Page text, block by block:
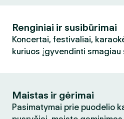
Renginiai ir susibūrimai
Koncertai, festivaliai,
kuriuos įgyvendinti smagiau
Maistas ir gėrimai
Pasimatymai prie puodelio